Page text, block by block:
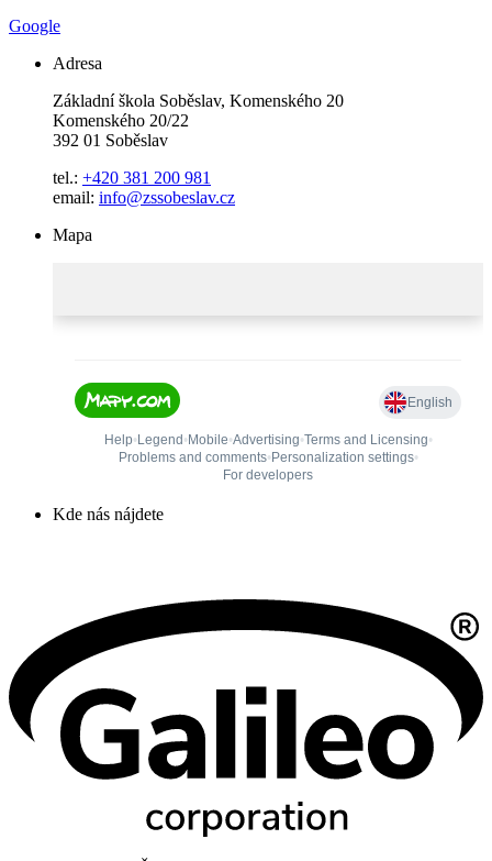
Google
Adresa
Základní škola Soběslav, Komenského 20
Komenského 20/22
392 01 Soběslav
tel.: +420 381 200 981
email: info@zssobeslav.cz
Mapa
Kde nás nájdete